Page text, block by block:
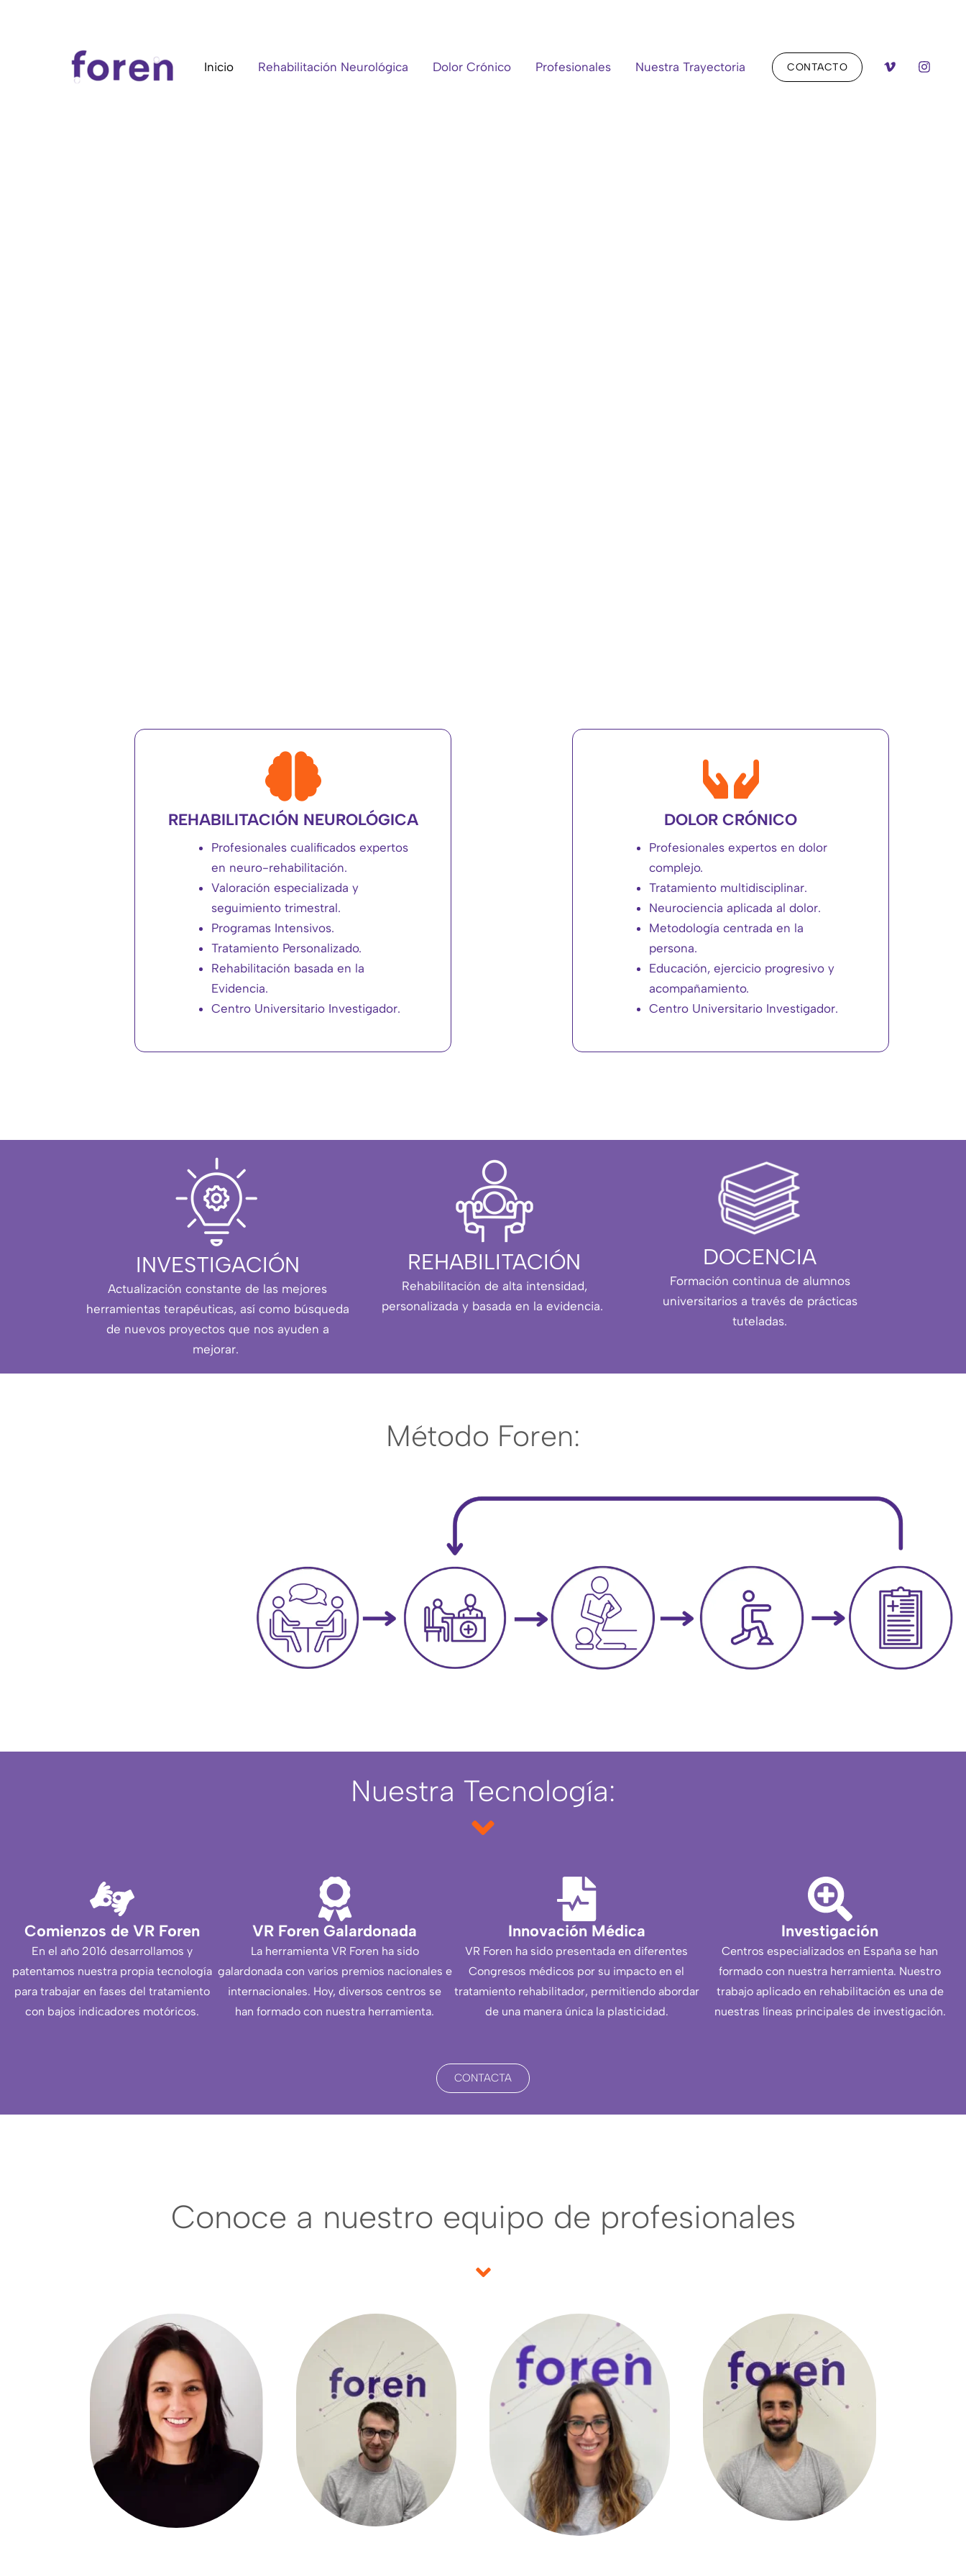
Inicio
Rehabilitación Neurológica Dolor Crónico Profesionales Nuestra Trayectoria CONTACTO
REHABILITACIÓN NEUROLÓGICA
Profesionales cualificados expertos
en neuro-rehabilitación.
Valoración especializada y
seguimiento trimestral.
Programas Intensivos.
Tratamiento Personalizado.
Rehabilitación basada en la
Evidencia.
Centro Universitario Investigador.
DOLOR CRÓNICO
Profesionales expertos en dolor
complejo.
Tratamiento multidisciplinar.
Neurociencia aplicada al dolor.
Metodología centrada en la
persona.
Educación, ejercicio progresivo y
acompañamiento.
Centro Universitario Investigador.
INVESTIGACIÓN
Actualización constante de las mejores
herramientas terapéuticas, así como búsqueda
de nuevos proyectos que nos ayuden a
mejorar.
REHABILITACIÓN
Rehabilitación de alta intensidad,
personalizada y basada en la evidencia.
DOCENCIA
Formación continua de alumnos
universitarios a través de prácticas
tuteladas.
Método Foren:
Nuestra Tecnología:
Comienzos de VR Foren
En el año 2016 desarrollamos y
patentamos nuestra propia tecnología
para trabajar en fases del tratamiento
con bajos indicadores motóricos.
VR Foren Galardonada
La herramienta VR Foren ha sido
galardonada con varios premios nacionales e
internacionales. Hoy, diversos centros se
han formado con nuestra herramienta.
Innovación Médica
VR Foren ha sido presentada en diferentes
Congresos médicos por su impacto en el
tratamiento rehabilitador, permitiendo abordar
de una manera única la plasticidad.
Investigación
Centros especializados en España se han
formado con nuestra herramienta. Nuestro
trabajo aplicado en rehabilitación es una de
nuestras líneas principales de investigación.
CONTACTA
Conoce a nuestro equipo de profesionales